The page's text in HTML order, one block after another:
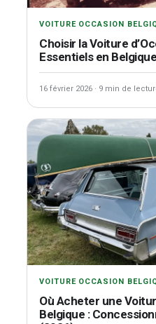
VOITURE OCCASION
Choisir la Voiture
Essentiels en
16 février 2026 · 9 min de
VOITURE OCCASION
Où Acheter une
Belgique :